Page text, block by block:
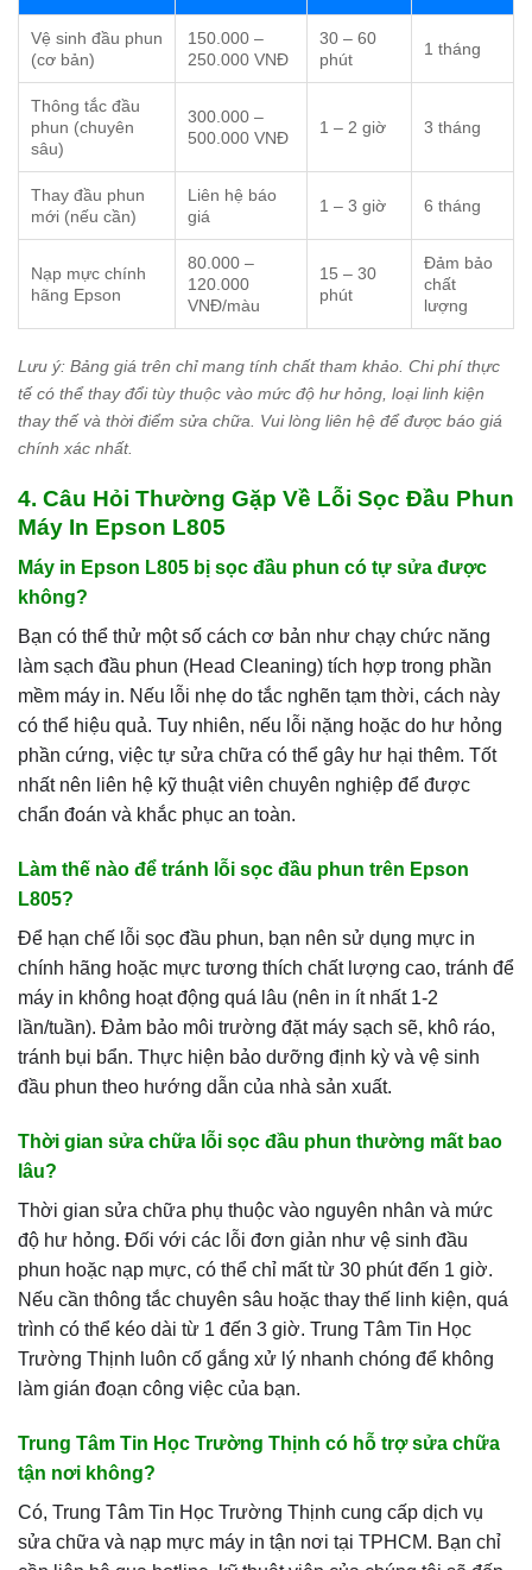
Vệ sinh đầu phun
(cơ bản)
150.000 –
250.000 VNĐ
30 – 60
phút
1 tháng
Thông tắc đầu
phun (chuyên
sâu)
300.000 –
500.000 VNĐ
1 – 2 giờ 3 tháng
Thay đầu phun
mới (nếu cần)
Liên hệ báo
giá
1 – 3 giờ 6 tháng
Nạp mực chính
hãng Epson
80.000 –
120.000
VNĐ/màu
15 – 30
phút
Đảm bảo
chất
lượng
Lưu ý: Bảng giá trên chỉ mang tính chất tham khảo. Chi phí thực
tế có thể thay đổi tùy thuộc vào mức độ hư hỏng, loại linh kiện
thay thế và thời điểm sửa chữa. Vui lòng liên hệ để được báo giá
chính xác nhất.
4. Câu Hỏi Thường Gặp Về Lỗi Sọc Đầu Phun
Máy In Epson L805
Máy in Epson L805 bị sọc đầu phun có tự sửa được
không?
Bạn có thể thử một số cách cơ bản như chạy chức năng
làm sạch đầu phun (Head Cleaning) tích hợp trong phần
mềm máy in. Nếu lỗi nhẹ do tắc nghẽn tạm thời, cách này
có thể hiệu quả. Tuy nhiên, nếu lỗi nặng hoặc do hư hỏng
phần cứng, việc tự sửa chữa có thể gây hư hại thêm. Tốt
nhất nên liên hệ kỹ thuật viên chuyên nghiệp để được
chẩn đoán và khắc phục an toàn.
Làm thế nào để tránh lỗi sọc đầu phun trên Epson
L805?
Để hạn chế lỗi sọc đầu phun, bạn nên sử dụng mực in
chính hãng hoặc mực tương thích chất lượng cao, tránh để
máy in không hoạt động quá lâu (nên in ít nhất 1-2
lần/tuần). Đảm bảo môi trường đặt máy sạch sẽ, khô ráo,
tránh bụi bẩn. Thực hiện bảo dưỡng định kỳ và vệ sinh
đầu phun theo hướng dẫn của nhà sản xuất.
Thời gian sửa chữa lỗi sọc đầu phun thường mất bao
lâu?
Thời gian sửa chữa phụ thuộc vào nguyên nhân và mức
độ hư hỏng. Đối với các lỗi đơn giản như vệ sinh đầu
phun hoặc nạp mực, có thể chỉ mất từ 30 phút đến 1 giờ.
Nếu cần thông tắc chuyên sâu hoặc thay thế linh kiện, quá
trình có thể kéo dài từ 1 đến 3 giờ. Trung Tâm Tin Học
Trường Thịnh luôn cố gắng xử lý nhanh chóng để không
làm gián đoạn công việc của bạn.
Trung Tâm Tin Học Trường Thịnh có hỗ trợ sửa chữa
tận nơi không?
Có, Trung Tâm Tin Học Trường Thịnh cung cấp dịch vụ
sửa chữa và nạp mực máy in tận nơi tại TPHCM. Bạn chỉ